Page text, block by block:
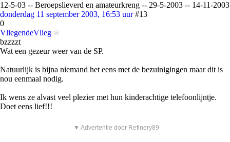
12-5-03 -- Beroepslieverd en amateurkreng -- 29-5-2003 -- 14-11-2003
donderdag 11 september 2003, 16:53 uur #13
0
VliegendeVlieg
bzzzzt
Wat een gezeur weer van de SP.
Natuurlijk is bijna niemand het eens met de bezuinigingen maar dit is
nou eenmaal nodig.
Ik wens ze alvast veel plezier met hun kinderachtige telefoonlijntje.
Doet eens lief!!!
▼ Advertentie door Refinery89